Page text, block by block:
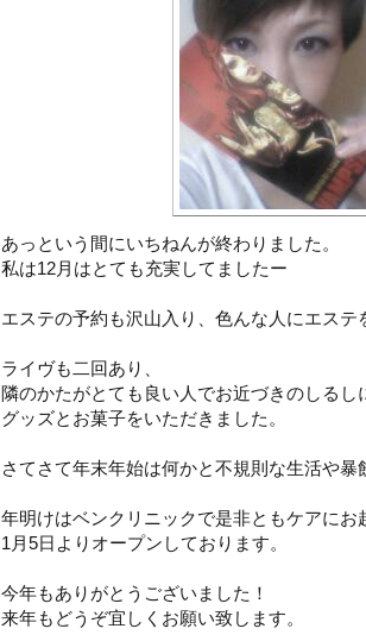
あっという間にいちねんが終わりました。
私は12月はとても充実してましたー
エステの予約も沢山入り、色んな人にエス
ライヴも二回あり、
隣のかたがとても良い人でお近づきのしるし
グッズとお菓子をいただきました。
さてさて年末年始は何かと不規則な生活や
年明けはベンクリニックで是非ともケアにお
1月5日よりオープンしております。
今年もありがとうございました！
来年もどうぞ宜しくお願い致します。